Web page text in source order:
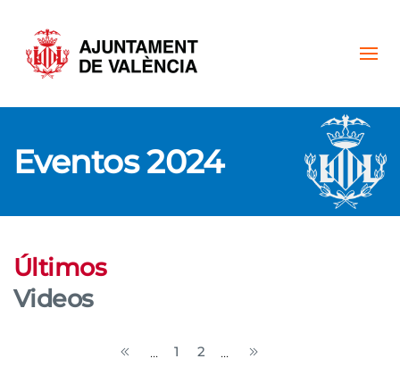
Skip to main content
Eventos 2024
Últimos
Videos
... 1 2 ...